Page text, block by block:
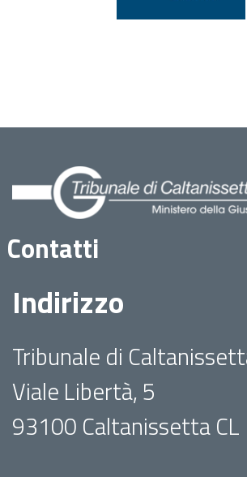
Contatti
Indirizzo
Tribunale di
Viale Libertà, 5
93100 Caltanissetta CL